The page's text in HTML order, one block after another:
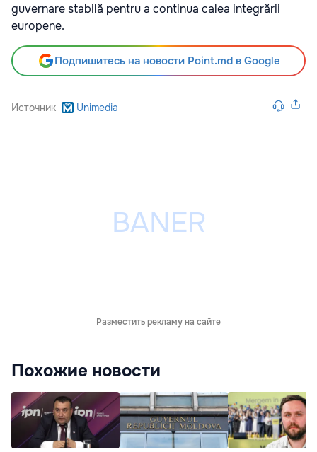
guvernare stabilă pentru a continua calea integrării
europene.
Подпишитесь на новости Point.md в Google
Источник Unimedia
Разместить рекламу на сайте
Похожие новости